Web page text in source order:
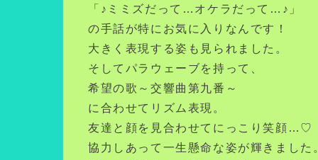
「♪ミミズだって…オケラだって…♪」
の手話が特にお気に入りなんです！
大きく表現する姿も見られました。
そしてパラウェーブを持って、
希望の歌～交響曲第九番～
に合わせてリズム表現。
友達と顔を見合わせてにっこり笑顔…♡
協力しあって一生懸命な姿が輝きました